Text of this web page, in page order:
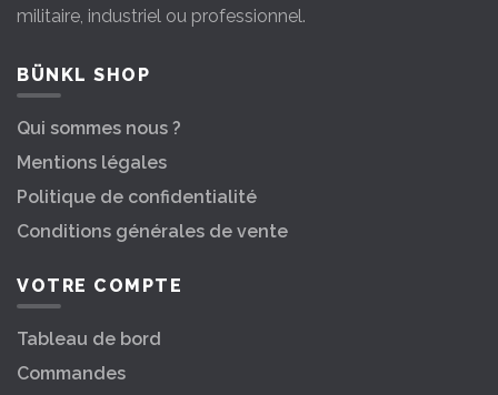
militaire, industriel ou professionnel.
BÜNKL SHOP
Qui sommes nous ?
Mentions légales
Politique de confidentialité
Conditions générales de vente
VOTRE COMPTE
Tableau de bord
Commandes